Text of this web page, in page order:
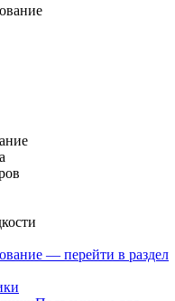
— перейти в раздел